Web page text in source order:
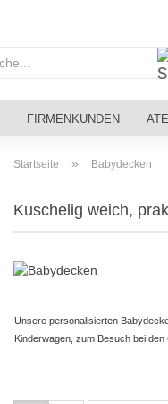
FIRMENKUNDEN
Startseite » Babydecken
Kuschelig weich,
Unsere personalisierten
Kinderwagen, zum Besuch bei